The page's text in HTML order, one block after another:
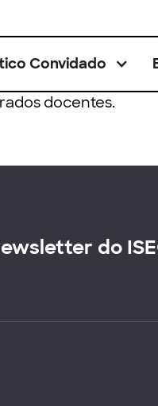
Convidado
docentes.
do